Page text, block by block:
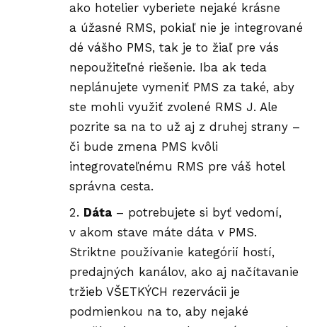
ako hotelier vyberiete nejaké krásne
a úžasné RMS, pokiaľ nie je integrované
dé vášho PMS, tak je to žiaľ pre vás
nepoužiteľné riešenie. Iba ak teda
neplánujete vymeniť PMS za také, aby
ste mohli využiť zvolené RMS J. Ale
pozrite sa na to už aj z druhej strany –
či bude zmena PMS kvôli
integrovateľnému RMS pre váš hotel
správna cesta.
Dáta – potrebujete si byť vedomí,
v akom stave máte dáta v PMS.
Striktne používanie kategórií hostí,
predajných kanálov, ako aj načítavanie
tržieb VŠETKÝCH rezervácii je
podmienkou na to, aby nejaké